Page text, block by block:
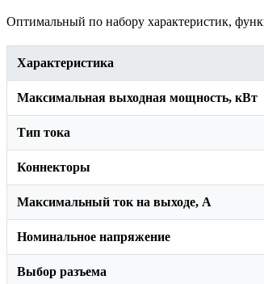
Оптимальный по набору характеристик,
Характеристика
Максимальная выходная мощность, кВт
Тип тока
Коннекторы
Максимальный ток на выходе, А
Номинальное напряжение
Выбор разъема